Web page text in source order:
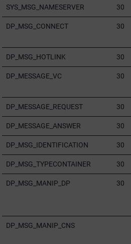
SYS_MSG_NAMESERVER 30
DP_MSG_CONNECT 30
DP_MSG_HOTLINK 30
DP_MESSAGE_VC 30
DP_MESSAGE_REQUEST 30
DP_MESSAGE_ANSWER 30
DP_MSG_IDENTIFICATION 30
DP_MSG_TYPECONTAINER 30
DP_MSG_MANIP_DP 30
DP_MSG_MANIP_CNS